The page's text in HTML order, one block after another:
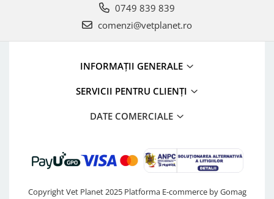
0749 839 839
comenzi@vetplanet.ro
INFORMAȚII GENERALE
SERVICII PENTRU CLIENȚI
DATE COMERCIALE
Copyright Vet Planet 2025 Platforma E-commerce by Gomag